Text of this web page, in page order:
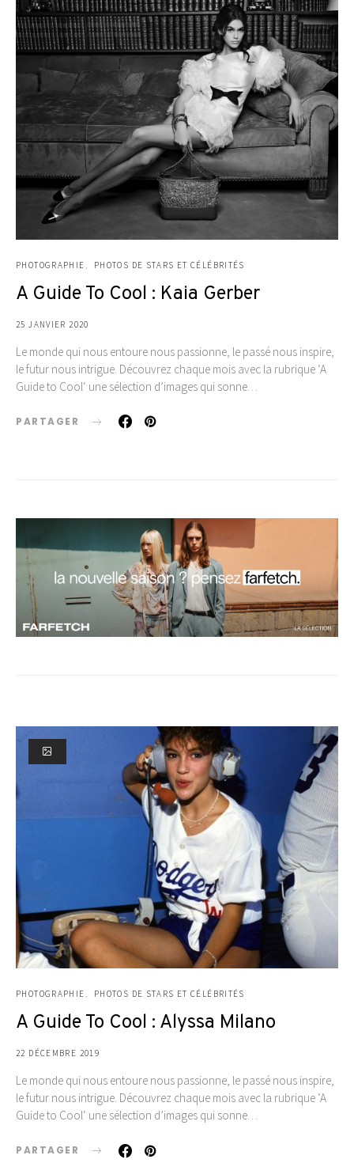
PHOTOGRAPHIE PHOTOS DE STARS ET CÉLÉBRITÉS
A Guide To Cool : Kaia Gerber
25 JANVIER 2020
Le monde qui nous entoure nous passionne, le passé nous inspire,
le futur nous intrigue. Découvrez chaque mois avec la rubrique ‘A
Guide to Cool‘ une sélection d’images qui sonne…
PARTAGER
PHOTOGRAPHIE PHOTOS DE STARS ET CÉLÉBRITÉS
A Guide To Cool : Alyssa Milano
22 DÉCEMBRE 2019
Le monde qui nous entoure nous passionne, le passé nous inspire,
le futur nous intrigue. Découvrez chaque mois avec la rubrique ‘A
Guide to Cool‘ une sélection d’images qui sonne…
PARTAGER